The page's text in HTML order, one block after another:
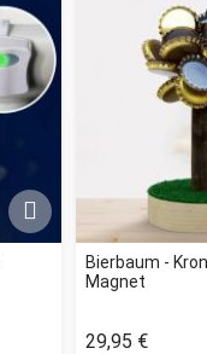
Bierbaum -
Magnet
29,95 €